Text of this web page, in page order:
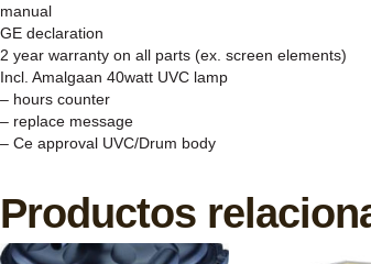
manual
GE declaration
2 year warranty on all parts (ex. screen elements)
Incl. Amalgaan 40watt UVC lamp
– hours counter
– replace message
– Ce approval UVC/Drum body
Productos